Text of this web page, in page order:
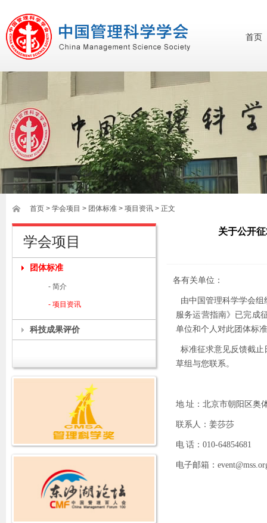
首页
首页 > 学会项目 > 团体标准 > 项目资讯 > 正文
学会项目
团体标准
- 简介
- 项目资讯
科技成果评价
关于公开
各有关单位：
由中国管理科学学会
服务运营指南》已完成
单位和个人对此团体标
标准征求意见反馈截止
草组与您联系。
地 址：北京市朝阳区奥
联系人：姜莎莎
电 话： 010-64854681
电子邮箱：